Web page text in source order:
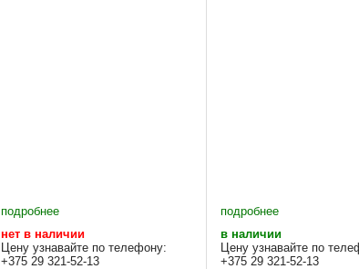
подробнее
нет в наличии
Цену узнавайте по телефону:
+375 29 321-52-13
подробнее
в наличии
Цену узнавайте по
+375 29 321-52-13